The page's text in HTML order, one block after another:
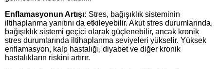
Enflamasyonun Artışı: Stres, bağışıklık sisteminin
iltihaplanma yanıtını da etkileyebilir. Akut stres durumlarında,
bağışıklık sistemi geçici olarak güçlenebilir, ancak kronik
stres durumlarında iltihaplanma seviyeleri yükselir. Yüksek
enflamasyon, kalp hastalığı, diyabet ve diğer kronik
hastalıkların riskini artırır.